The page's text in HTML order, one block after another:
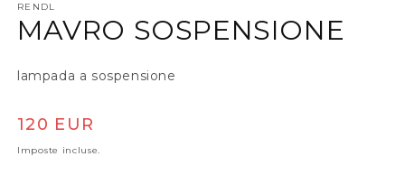
RENDL
MAVRO SOSPENSIONE
lampada a sospensione
Prezzo di listino
120 EUR
Imposte incluse.